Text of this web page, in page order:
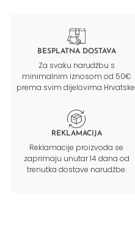
BESPLATNA DOSTAVA
Za svaku narudžbu s
minimalnim iznosom od 50€
prema svim dijelovima
REKLAMACIJA
Reklamacije proizvoda se
zaprimaju unutar 14 dana od
trenutka dostave narudžbe.